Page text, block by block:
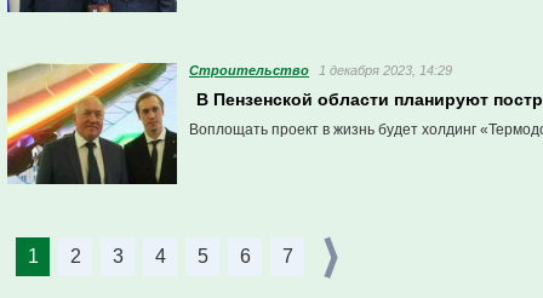
Строительство 1 декабря 2023, 14:29
В Пензенской области планируют
Воплощать проект в жизнь будет холдинг
1 2 3 4 5 6 7